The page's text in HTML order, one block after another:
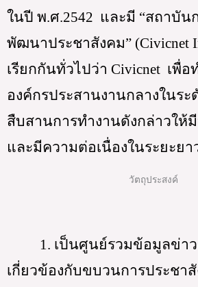
ในปี พ.ศ.2542  และมี “สถาบัน
พัฒนาประชาสังคม” (Civicnet
เรียกกันทั่วไปว่า Civicnet  เพื่
องค์กรประสานงานกลางในระ
สืบสานการทำงานดังกล่าวให้
และมีความต่อเนื่องในระยะยา
วัตถุประสงค์
1. เป็นศูนย์รวมข้อมูลข่า
เกี่ยวข้องกับขบวนการประชาสั